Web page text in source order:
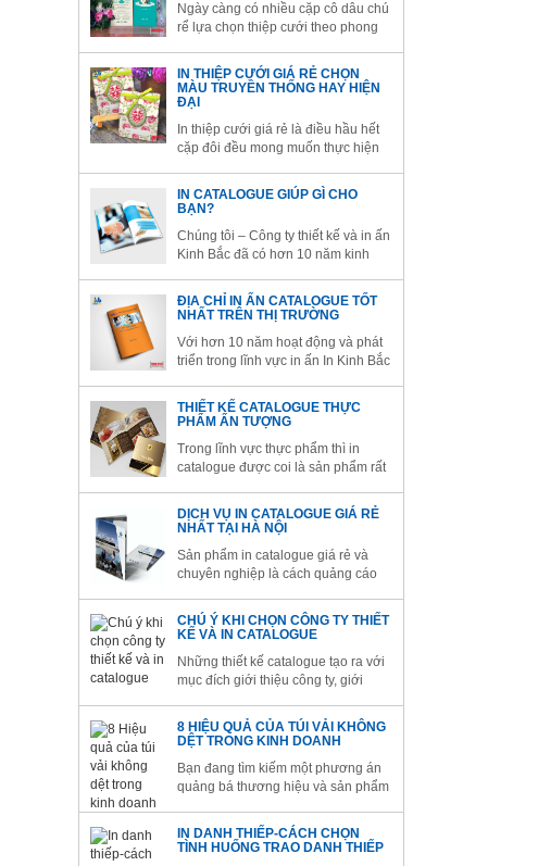
Ngày càng có nhiều cặp cô dâu chú
rể lựa chọn thiệp cưới theo phong
dấu hạnh phúc ngày trọng đại của
cuộc đời mình.
IN THIỆP CƯỚI GIÁ RẺ CHỌN
MÀU TRUYỀN THỐNG HAY HIỆN
ĐẠI
In thiệp cưới giá rẻ là điều hầu hết
cặp đôi đều mong muốn thực hiện
tiết kiệm việc chi tiêu cho việc chuẩn
bị đám cưới.
IN CATALOGUE GIÚP GÌ CHO
BẠN?
Chúng tôi – Công ty thiết kế và in ấn
Kinh Bắc đã có hơn 10 năm kinh
chúng tôi chắc chắn sẽ đáp ứng tốt
nhất yêu cầu thiết kế catalogue và in
ĐỊA CHỈ IN ẤN CATALOGUE TỐT
NHẤT TRÊN THỊ TRƯỜNG
Với hơn 10 năm hoạt động và phát
triển trong lĩnh vực in ấn In Kinh Bắc
và in ấn catalogue. Được trang bị hệ
thống máy móc nhà xưởng hiện đại
những sản phẩm...
THIẾT KẾ CATALOGUE THỰC
PHẨM ẤN TƯỢNG
Trong lĩnh vực thực phẩm thì in
catalogue được coi là sản phẩm rất
thích vị giác cho mọi người. Để có
một catalogue đẹp phải dựa vào
trong in ấn
DỊCH VỤ IN CATALOGUE GIÁ RẺ
NHẤT TẠI HÀ NỘI
Sản phẩm in catalogue giá rẻ và
chuyên nghiệp là cách quảng cáo
thông tin hữu ích về doanh nghiệp,
sản phẩm, dịch vụ tới tay khách
cho doanh nghiệp có một chiến
lược kinh doanh...
CHÚ Ý KHI CHỌN CÔNG TY THIẾT
KẾ VÀ IN CATALOGUE
Những thiết kế catalogue tạo ra với
mục đích giới thiệu công ty, giới
là nhu cầu thiết yếu cho hầu hết các
doanh nghiệp nhằm quảng bá
khách hàng. Có rất nhiều doanh
nghiệp...
8 HIỆU QUẢ CỦA TÚI VẢI KHÔNG
DỆT TRONG KINH DOANH
Bạn đang tìm kiếm một phương án
quảng bá thương hiệu và sản phẩm
đây là gì?Bạn đang băn khoăn về
những khoản chi phí khổng lồ cho
IN DANH THIẾP-CÁCH CHỌN
TÌNH HUỐNG TRAO DANH THIẾP